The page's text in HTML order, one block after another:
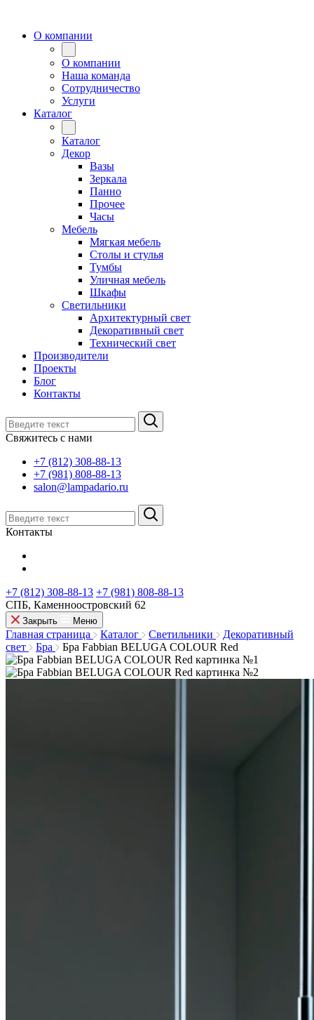
О компании
О компании
Наша команда
Сотрудничество
Услуги
Каталог
Каталог
Декор
Вазы
Зеркала
Панно
Прочее
Часы
Мебель
Мягкая мебель
Столы и стулья
Тумбы
Уличная мебель
Шкафы
Светильники
Архитектурный свет
Декоративный свет
Технический свет
Производители
Проекты
Блог
Контакты
Свяжитесь с нами
+7 (812) 308-88-13
+7 (981) 808-88-13
salon@lampadario.ru
Контакты
+7 (812) 308-88-13 +7 (981) 808-88-13
СПБ, Каменноостровский 62
Закрыть Меню
Главная страница Каталог Светильники
Декоративный
свет
Бра Бра Fabbian BELUGA COLOUR Red